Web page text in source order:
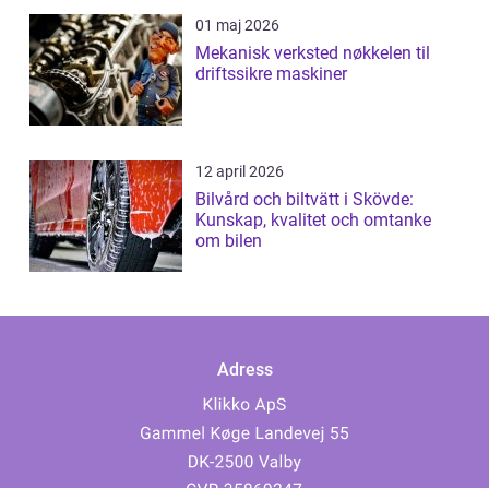
01 maj 2026
Mekanisk verksted nøkkelen til
driftssikre maskiner
12 april 2026
Bilvård och biltvätt i Skövde:
Kunskap, kvalitet och omtanke
om bilen
Adress